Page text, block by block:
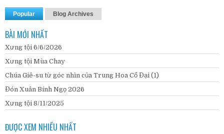
Popular Blog Archives
BÀI MỚI NHẤT
Xưng tội 6/6/2026
Xưng tội Mùa Chay
Chúa Giê-su từ góc nhìn của Trung Hoa Cổ Đại (1)
Đón Xuân Bính Ngọ 2026
Xưng tội 8/11/2025
ĐƯỢC XEM NHIỀU NHẤT